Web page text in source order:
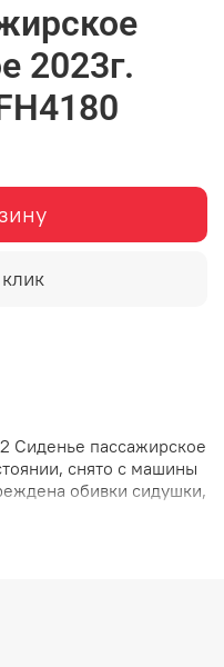
2023г.
Сиденье пассажирское
снято с машины
обивки сидушки,
R регулируемое